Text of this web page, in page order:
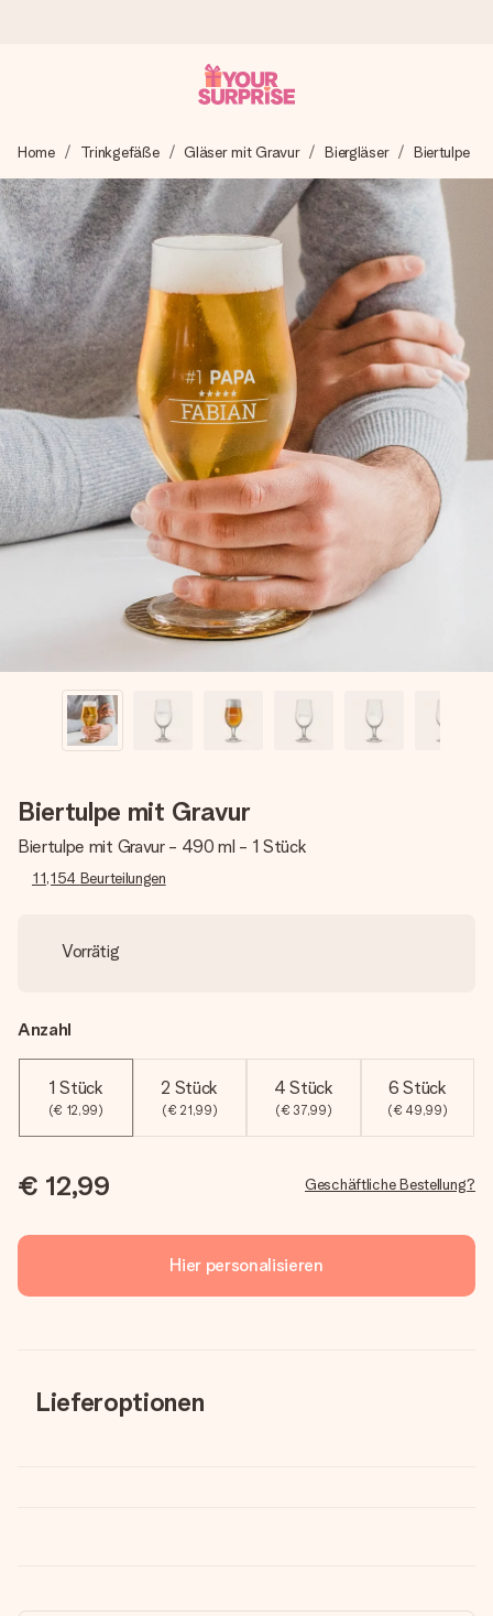
Wir bereiten dein Geschenk sorgfältig vor und schicken es
blitzschnell – damit du es genau zum richtigen Zeitpunkt
überreichen kannst, wenn es am meisten zählt.
4,8 (basierend auf +15.000 Bewertungen)
Unsere Geschenke begeistern. Kunden bewerten uns mit
4,8 bei Google Reviews (Gesamtergebnis aller Länder, in
die wir versenden).
Mit Liebe gemacht, im Handumdrehen
Erstelle etwas Einzigartiges in wenigen Schritten – mit
ihrem Namen, deinem Foto oder einer Nachricht von
Herzen. Kein Stress, nur pure Liebe für den perfekten
Home Trinkgefäße Gläser mit Gravur Biergläser Biertulpe
Biertulpe mit Gravur
Biertulpe mit Gravur - 490 ml - 1 Stück
11,154 Beurteilungen
Vorrätig
Anzahl
1 Stück
(€ 12,99)
2 Stück
(€ 21,99)
4 Stück
(€ 37,99)
6 Stück
(€ 49,99)
€ 12,99 Geschäftliche Bestellung?
Hier personalisieren
Lieferoptionen